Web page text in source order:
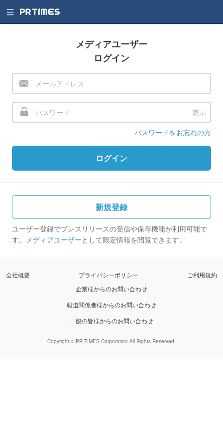
メディアユーザー
ログイン
表示
パスワードをお忘れの方
ログイン
新規登録
ユーザー登録でプレスリリースの受信や保存機能が利用可能で
す。 メディアユーザーとして限定情報を閲覧できます。
会社概要 プライバシーポリシー
ご利用規約
企業様からのお問い合わせ
報道関係者様からのお問い合わせ
一般の皆様からのお問い合わせ
Copyright © PR TIMES Corporation All Rights Reserved.